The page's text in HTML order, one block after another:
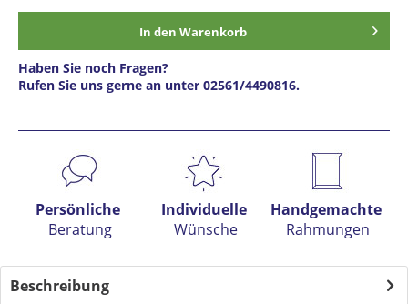
In den Warenkorb
Haben Sie noch Fragen?
Rufen Sie uns gerne an unter 02561/4490816.
Preis anfragen
Persönliche
Beratung
Individuelle
Wünsche
Handgemachte
Rahmungen
Beschreibung